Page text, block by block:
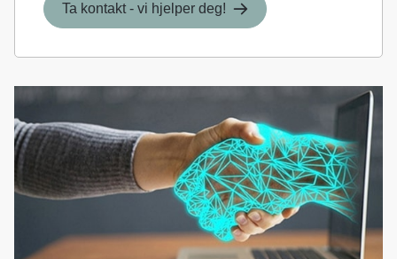
Ta kontakt - vi hjelper deg!